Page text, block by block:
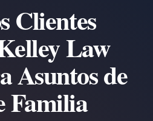
Clientes
Law
Asuntos de
Familia